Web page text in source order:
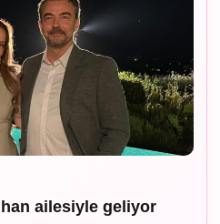
ailesiyle geliyor